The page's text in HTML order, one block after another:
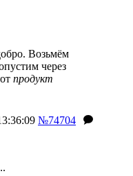
Возьмём
через
продукт
№74704